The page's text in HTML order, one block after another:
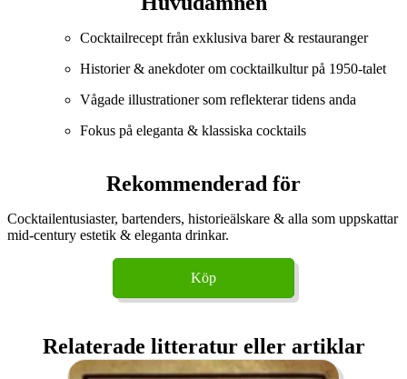
Cocktailrecept från exklusiva barer & restauranger
Historier & anekdoter om cocktailkultur på 1950-talet
Vågade illustrationer som reflekterar tidens anda
Fokus på eleganta & klassiska cocktails
Rekommenderad för
Cocktailentusiaster, bartenders, historieälskare & alla som uppskattar
mid-century estetik & eleganta drinkar.
Köp
Relaterade litteratur eller artiklar